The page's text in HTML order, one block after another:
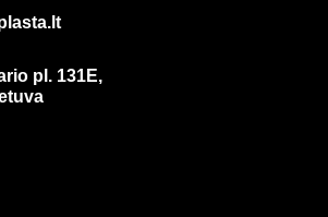
pl. 131E,